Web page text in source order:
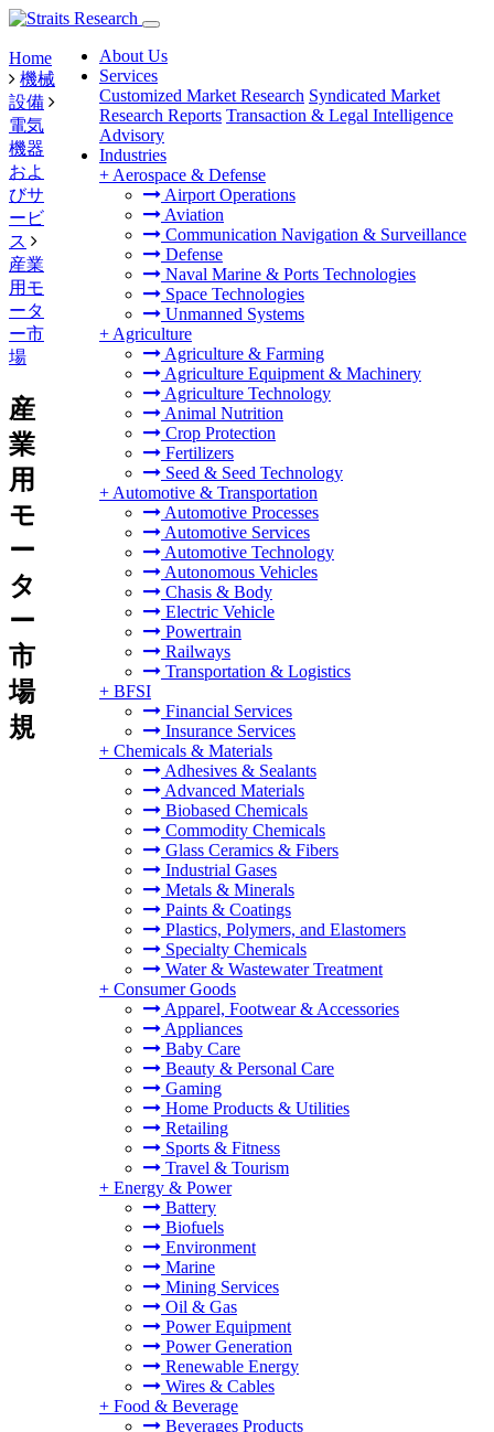
About Us
Services
Customized Market Research Syndicated Market
Research Reports Transaction & Legal Intelligence
Advisory
Industries
+ Aerospace & Defense
Airport Operations
Aviation
Communication Navigation & Surveillance
Defense
Naval Marine & Ports Technologies
Space Technologies
Unmanned Systems
+ Agriculture
Agriculture & Farming
Agriculture Equipment & Machinery
Agriculture Technology
Animal Nutrition
Crop Protection
Fertilizers
Seed & Seed Technology
+ Automotive & Transportation
Automotive Processes
Automotive Services
Automotive Technology
Autonomous Vehicles
Chasis & Body
Electric Vehicle
Powertrain
Railways
Transportation & Logistics
+ BFSI
Financial Services
Insurance Services
+ Chemicals & Materials
Adhesives & Sealants
Advanced Materials
Biobased Chemicals
Commodity Chemicals
Glass Ceramics & Fibers
Industrial Gases
Metals & Minerals
Paints & Coatings
Plastics, Polymers, and Elastomers
Specialty Chemicals
Water & Wastewater Treatment
+ Consumer Goods
Apparel, Footwear & Accessories
Appliances
Baby Care
Beauty & Personal Care
Gaming
Home Products & Utilities
Retailing
Sports & Fitness
Travel & Tourism
+ Energy & Power
Battery
Biofuels
Environment
Marine
Mining Services
Oil & Gas
Power Equipment
Power Generation
Renewable Energy
Wires & Cables
+ Food & Beverage
Beverages Products
Home
機械
設備
電気
機器
およ
びサ
ービ
ス
産業
用モ
ータ
ー市
場
産
業
用
モ
ー
タ
ー
市
場
規